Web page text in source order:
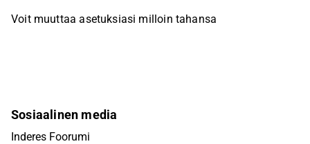
Voit muuttaa asetuksiasi milloin tahansa
Sosiaalinen media
Inderes Foorumi